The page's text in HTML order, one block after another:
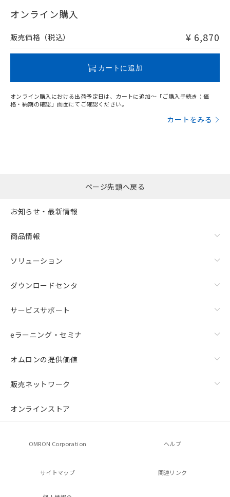
在庫等で未対応品が混在する可能性があります。
問い合わせください。
オンライン購入
販売価格（税込） ¥ 6,870
カートに追加
オンライン購入における出荷予定日は、カートに追加～「ご購入手続き：価
格・納期の確認」画面にてご確認ください。
カートをみる
ページ先頭へ戻る
お知らせ・最新情報
商品情報
ソリューション
ダウンロードセンタ
サービスサポート
eラーニング・セミナ
オムロンの提供価値
販売ネットワーク
オンラインストア
OMRON Corporation ヘルプ
サイトマップ 関連リンク